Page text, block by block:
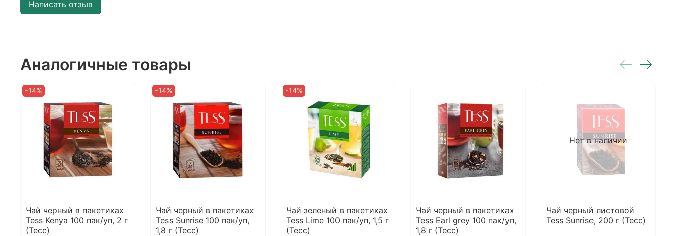
Написать отзыв
Аналогичные товары
-14%
Чай черный в пакетиках
Tess Kenya 100 пак/уп, 2 г
(Тесс)
-14%
Чай черный в пакетиках
Tess Sunrise 100 пак/уп,
1,8 г (Тесс)
-14%
Чай зеленый в пакетиках
Tess Lime 100 пак/уп, 1,5 г
(Тесс)
Чай черный в пакетиках
Tess Earl grey 100 пак/уп,
1,8 г (Тесс)
Нет в наличии
Чай черный листовой
Tess Sunrise, 200 г (Тесс)